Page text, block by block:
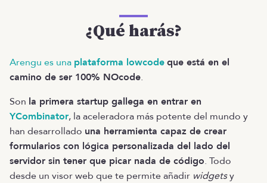
¿Qué harás?
Arengu es una plataforma lowcodeque está en el
camino de ser 100% NOcode.
Son la primera startup gallega en entrar en
YCombinator, la aceleradora más potente del mundo y
han desarrollado una herramienta capaz de crear
formularios con lógica personalizada del lado del
servidor sin tener que picar nada de código. Todo
desde un visor web que te permite añadir widgetsy